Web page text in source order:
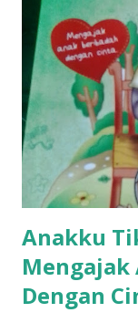
Anakku
Mengajak
Dengan